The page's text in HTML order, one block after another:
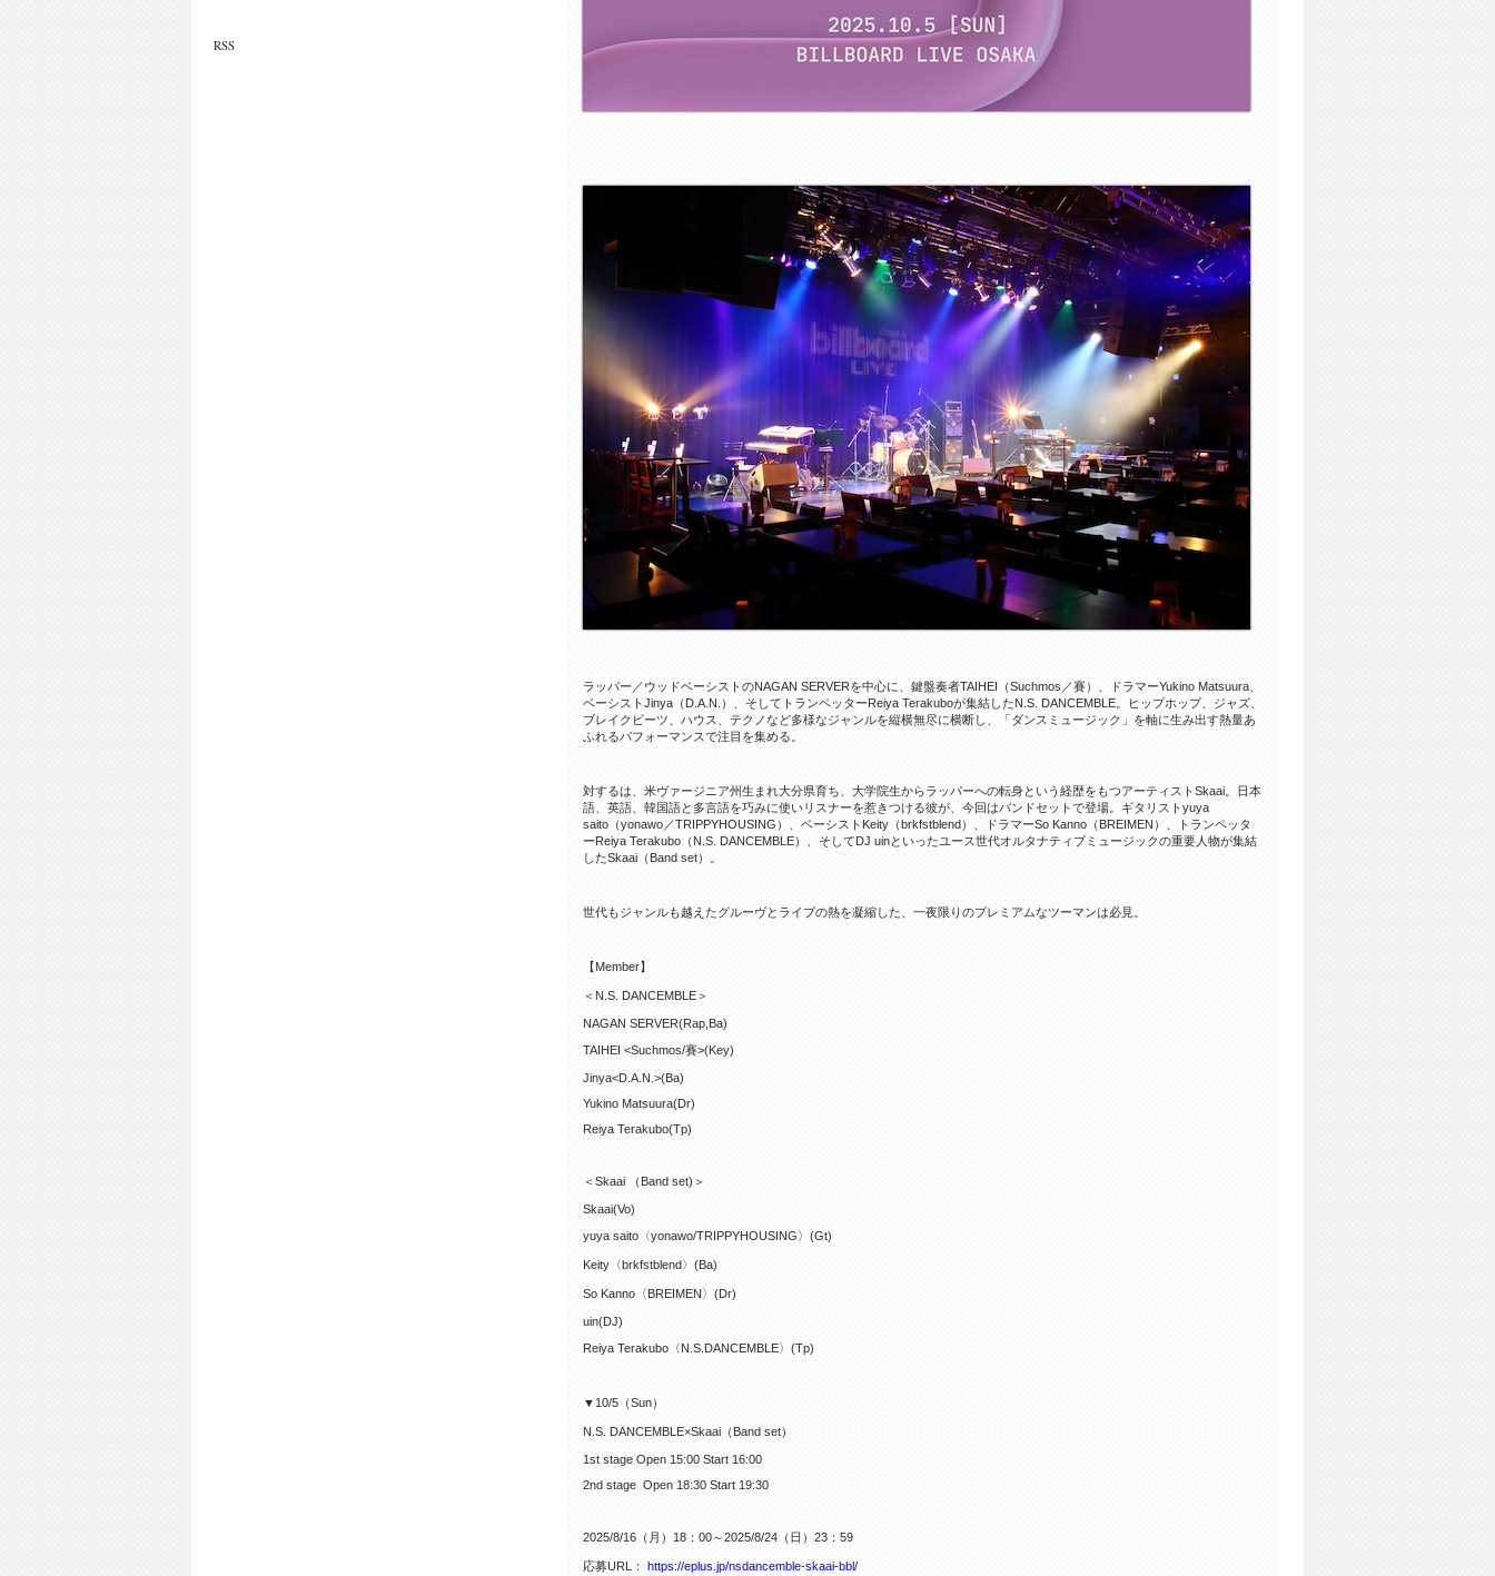
ラッパー／ウッドベーシストのNAGAN SERVERを中心に、鍵盤奏者TAIHEI（Suchmos／賽）、ドラマーYukino Matsuura、
ベーシストJinya（D.A.N.）、そしてトランペッターReiya Terakuboが集結したN.S. DANCEMBLE。ヒップホップ、ジャズ、
ブレイクビーツ、ハウス、テクノなど多様なジャンルを縦横無尽に横断し、「ダンスミュージック」を軸に生み出す熱量あ
ふれるパフォーマンスで注目を集める。
対するは、米ヴァージニア州生まれ大分県育ち、大学院生からラッパーへの転身という経歴をもつアーティストSkaai。日本
語、英語、韓国語と多言語を巧みに使いリスナーを惹きつける彼が、今回はバンドセットで登場。ギタリストyuya
saito（yonawo／TRIPPYHOUSING）、ベーシストKeity（brkfstblend）、ドラマーSo Kanno（BREIMEN）、トランペッタ
ーReiya Terakubo（N.S. DANCEMBLE）、そしてDJ uinといったユース世代オルタナティブミュージックの重要人物が集結
したSkaai（Band set）。
世代もジャンルも越えたグルーヴとライブの熱を凝縮した、一夜限りのプレミアムなツーマンは必見。
【Member】
＜N.S. DANCEMBLE＞
NAGAN SERVER(Rap,Ba)
TAIHEI <Suchmos/賽>(Key)
Jinya<D.A.N.>(Ba)
Yukino Matsuura(Dr)
Reiya Terakubo(Tp)
＜Skaai （Band set)＞
Skaai(Vo)
yuya saito〈yonawo/TRIPPYHOUSING〉(Gt)
Keity〈brkfstblend〉(Ba)
So Kanno〈BREIMEN〉(Dr)
uin(DJ)
Reiya Terakubo〈N.S.DANCEMBLE〉(Tp)
▼10/5（Sun）
N.S. DANCEMBLE×Skaai（Band set）
1st stage Open 15:00 Start 16:00
2nd stage Open 18:30 Start 19:30
2025/8/16（月）18：00～2025/8/24（日）23：59
応募URL： https://eplus.jp/nsdancemble-skaai-bbl/
RSS